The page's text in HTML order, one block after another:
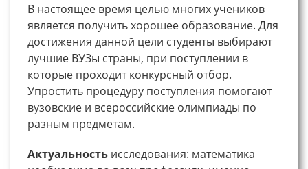
В настоящее время целью многих учеников
является получить хорошее образование. Для
достижения данной цели студенты выбирают
лучшие ВУЗы страны, при поступлении в
которые проходит конкурсный отбор.
Упростить процедуру поступления помогают
вузовские и всероссийские олимпиады по
разным предметам.
Актуальность исследования: математика